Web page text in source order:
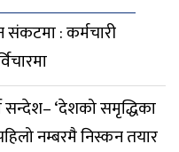
संकटमा : कर्मचारी
‘देशको समृद्धिका
नम्बरमै निस्कन तयार